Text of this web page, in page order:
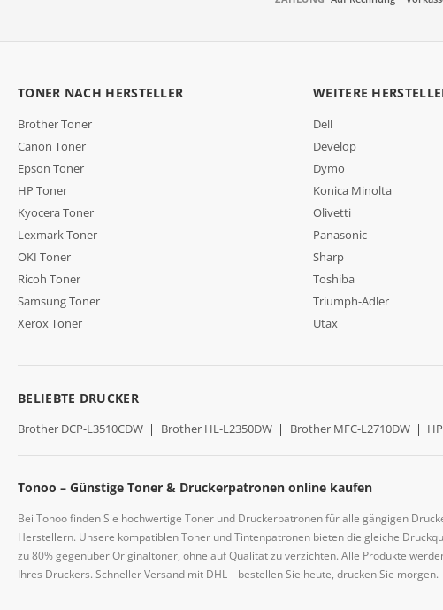
TONER NACH HERSTELLER
Brother Toner
Canon Toner
Epson Toner
HP Toner
Kyocera Toner
Lexmark Toner
OKI Toner
Ricoh Toner
Samsung Toner
Xerox Toner
WEITERE
Dell
Develop
Dymo
Konica Minolta
Olivetti
Panasonic
Sharp
Toshiba
Triumph-Adler
Utax
BELIEBTE DRUCKER
Brother DCP-L3510CDW | Brother HL-L2350DW | Brother MFC-L2710DW |
Tonoo – Günstige Toner & Druckerpatronen online kaufen
Bei Tonoo finden Sie hochwertige Toner und Druckerpatronen für alle gängigen
Herstellern. Unsere kompatiblen Toner und Tintenpatronen bieten die gleiche
zu 80% gegenüber Originaltoner, ohne auf Qualität zu verzichten. Alle Produkte
Ihres Druckers. Schneller Versand mit DHL – bestellen Sie heute, drucken Sie morgen.